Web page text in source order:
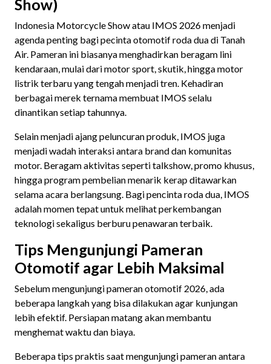
Show)
Indonesia Motorcycle Show atau IMOS 2026 menjadi
agenda penting bagi pecinta otomotif roda dua di Tanah
Air. Pameran ini biasanya menghadirkan beragam lini
kendaraan, mulai dari motor sport, skutik, hingga motor
listrik terbaru yang tengah menjadi tren. Kehadiran
berbagai merek ternama membuat IMOS selalu
dinantikan setiap tahunnya.
Selain menjadi ajang peluncuran produk, IMOS juga
menjadi wadah interaksi antara brand dan komunitas
motor. Beragam aktivitas seperti talkshow, promo khusus,
hingga program pembelian menarik kerap ditawarkan
selama acara berlangsung. Bagi pencinta roda dua, IMOS
adalah momen tepat untuk melihat perkembangan
teknologi sekaligus berburu penawaran terbaik.
Tips Mengunjungi Pameran
Otomotif agar Lebih Maksimal
Sebelum mengunjungi pameran otomotif 2026, ada
beberapa langkah yang bisa dilakukan agar kunjungan
lebih efektif. Persiapan matang akan membantu
menghemat waktu dan biaya.
Beberapa tips praktis saat mengunjungi pameran antara